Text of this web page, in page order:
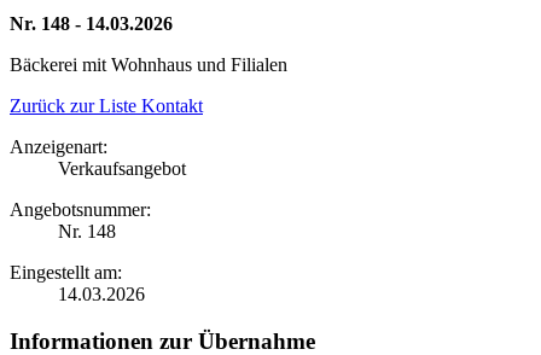
Nr. 148 - 14.03.2026
Bäckerei mit Wohnhaus und Filialen
Zurück zur Liste Kontakt
Anzeigenart:
Verkaufsangebot
Angebotsnummer:
Nr. 148
Eingestellt am:
14.03.2026
Informationen zur Übernahme